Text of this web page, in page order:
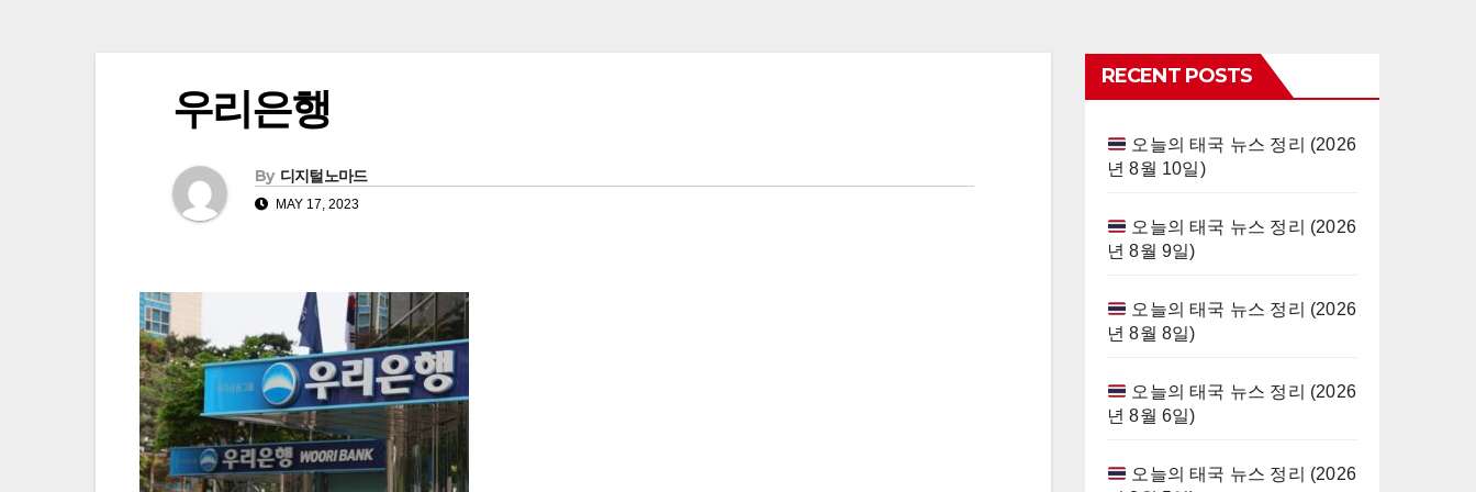
우리은행
By 디지털노마드
MAY 17, 2023
RECENT POSTS
오늘의 태국 뉴스 정리 (2026
년 8월 10일)
오늘의 태국 뉴스 정리 (2026
년 8월 9일)
오늘의 태국 뉴스 정리 (2026
년 8월 8일)
오늘의 태국 뉴스 정리 (2026
년 8월 6일)
오늘의 태국 뉴스 정리 (2026